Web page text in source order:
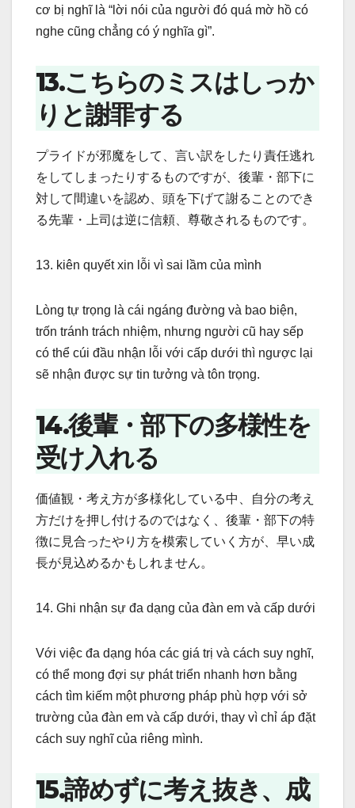
cơ bị nghĩ là “lời nói của người đó quá mờ hồ có
nghe cũng chẳng có ý nghĩa gì”.
13.こちらのミスはしっか
りと謝罪する
プライドが邪魔をして、言い訳をしたり責任逃れ
をしてしまったりするものですが、後輩・部下に
対して間違いを認め、頭を下げて謝ることのでき
る先輩・上司は逆に信頼、尊敬されるものです。
13. kiên quyết xin lỗi vì sai lầm của mình
Lòng tự trọng là cái ngáng đường và bao biện,
trốn tránh trách nhiệm, nhưng người cũ hay sếp
có thể cúi đầu nhận lỗi với cấp dưới thì ngược lại
sẽ nhận được sự tin tưởng và tôn trọng.
14.後輩・部下の多様性を
受け入れる
価値観・考え方が多様化している中、自分の考え
方だけを押し付けるのではなく、後輩・部下の特
徴に見合ったやり方を模索していく方が、早い成
長が見込めるかもしれません。
14. Ghi nhận sự đa dạng của đàn em và cấp dưới
Với việc đa dạng hóa các giá trị và cách suy nghĩ,
có thể mong đợi sự phát triển nhanh hơn bằng
cách tìm kiếm một phương pháp phù hợp với sở
trường của đàn em và cấp dưới, thay vì chỉ áp đặt
cách suy nghĩ của riêng mình.
15.諦めずに考え抜き、成